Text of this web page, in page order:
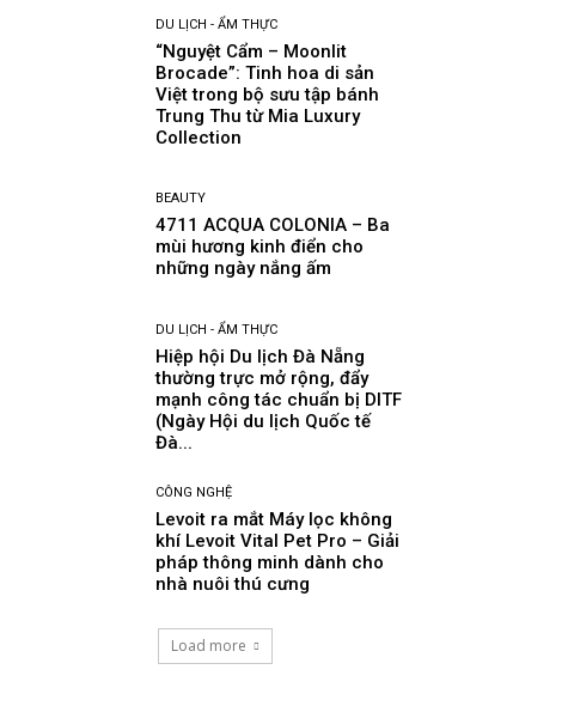
DU LỊCH - ẨM THỰC
“Nguyệt Cẩm – Moonlit
Brocade”: Tinh hoa di sản
Việt trong bộ sưu tập bánh
Trung Thu từ Mia Luxury
Collection
BEAUTY
4711 ACQUA COLONIA – Ba
mùi hương kinh điển cho
những ngày nắng ấm
DU LỊCH - ẨM THỰC
Hiệp hội Du lịch Đà Nẵng
thường trực mở rộng, đẩy
mạnh công tác chuẩn bị DITF
(Ngày Hội du lịch Quốc tế
Đà...
CÔNG NGHỆ
Levoit ra mắt Máy lọc không
khí Levoit Vital Pet Pro – Giải
pháp thông minh dành cho
nhà nuôi thú cưng
Load more